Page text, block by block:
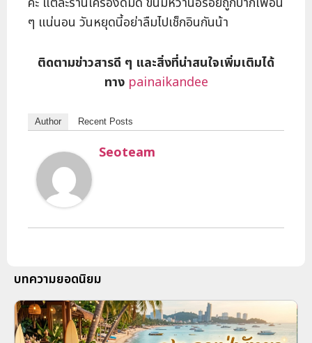
ๆ แน่นอน วันหยุดนี้อย่าลืมไปเช็กอินกันน้า
ติดตามข่าวสารดี ๆ และสิ่งที่น่าสนใจเพิ่มเติมได้
ทาง painaikandee
Author Recent Posts
Seoteam
บทความยอดนิยม